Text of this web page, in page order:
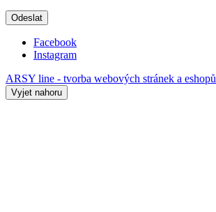
Odeslat
Facebook
Instagram
ARSY line - tvorba webových stránek a eshopů
Vyjet nahoru